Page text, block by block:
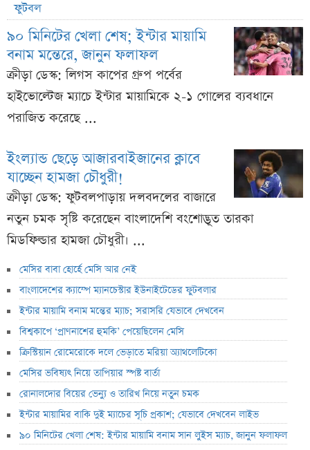
ফুটবল
৯০ মিনিটের খেলা শেষ; ইন্টার মায়ামি
বনাম মন্তেরে, জানুন ফলাফল
ক্রীড়া ডেস্ক: লিগস কাপের গ্রুপ পর্বের
হাইভোল্টেজ ম্যাচে ইন্টার মায়ামিকে ২-১ গোলের ব্যবধানে
পরাজিত করেছে ...
ইংল্যান্ড ছেড়ে আজারবাইজানের ক্লাবে
যাচ্ছেন হামজা চৌধুরী!
ক্রীড়া ডেস্ক: ফুটবলপাড়ায় দলবদলের বাজারে
নতুন চমক সৃষ্টি করেছেন বাংলাদেশি বংশোদ্ভূত তারকা
মিডফিল্ডার হামজা চৌধুরী। ...
মেসির বাবা হোর্হে মেসি আর নেই
বাংলাদেশের ক্যাম্পে ম্যানচেস্টার ইউনাইটেডের ফুটবলার
ইন্টার মায়ামি বনাম মন্তের ম্যাচ; সরাসরি যেভাবে দেখবেন
বিশ্বকাপে ‘প্রাণনাশের হুমকি’ পেয়েছিলেন মেসি
ক্রিস্টিয়ান রোমেরোকে দলে ভেড়াতে মরিয়া অ্যাথলেটিকো
মেসির ভবিষ্যৎ নিয়ে তাপিয়ার স্পষ্ট বার্তা
রোনালদোর বিয়ের ভেন্যু ও তারিখ নিয়ে নতুন চমক
ইন্টার মায়ামির বাকি দুই ম্যাচের সূচি প্রকাশ; যেভাবে দেখবেন লাইভ
৯০ মিনিটের খেলা শেষ: ইন্টার মায়ামি বনাম সান লুইস ম্যাচ, জানুন ফলাফল